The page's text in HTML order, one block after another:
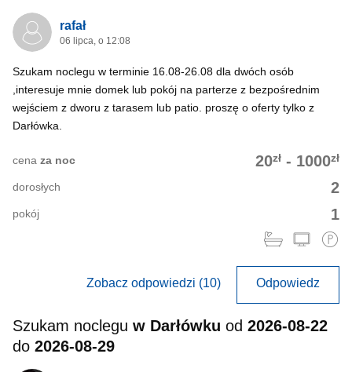
rafał
06 lipca, o 12:08
Szukam noclegu w terminie 16.08-26.08 dla dwóch osób
,interesuje mnie domek lub pokój na parterze z bezpośrednim
wejściem z dworu z tarasem lub patio. proszę o oferty tylko z
Darłówka.
20zł - 1000zł
cena za noc
2
dorosłych
1
pokój
Zobacz odpowiedzi (10) Odpowiedz
Szukam noclegu w Darłówku od 2026-08-22
do 2026-08-29